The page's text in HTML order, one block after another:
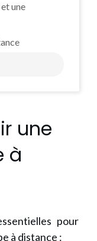
une
une
à
pour
à distance :